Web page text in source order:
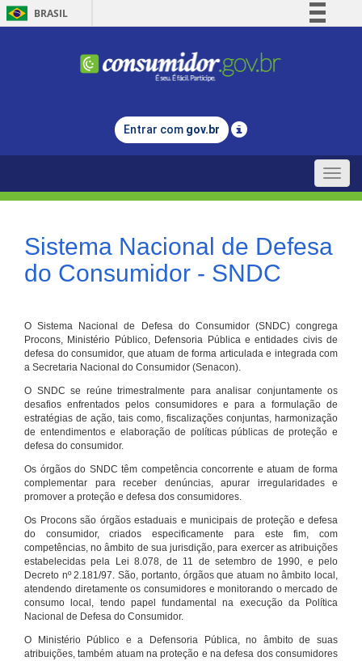
BRASIL
Comunica BR
Legislação
Entrar com gov.br
Toggle
Sistema Nacional de Defesa
do Consumidor - SNDC
O Sistema Nacional de Defesa do Consumidor (SNDC) congrega
Procons, Ministério Público, Defensoria Pública e entidades civis de
defesa do consumidor, que atuam de forma articulada e integrada com
a Secretaria Nacional do Consumidor (Senacon).
O SNDC se reúne trimestralmente para analisar conjuntamente os
desafios enfrentados pelos consumidores e para a formulação de
estratégias de ação, tais como, fiscalizações conjuntas, harmonização
de entendimentos e elaboração de políticas públicas de proteção e
defesa do consumidor.
Os órgãos do SNDC têm competência concorrente e atuam de forma
complementar para receber denúncias, apurar irregularidades e
promover a proteção e defesa dos consumidores.
Os Procons são órgãos estaduais e municipais de proteção e defesa
do consumidor, criados especificamente para este fim, com
competências, no âmbito de sua jurisdição, para exercer as atribuições
estabelecidas pela Lei 8.078, de 11 de setembro de 1990, e pelo
Decreto nº 2.181/97. São, portanto, órgãos que atuam no âmbito local,
atendendo diretamente os consumidores e monitorando o mercado de
consumo local, tendo papel fundamental na execução da Política
Nacional de Defesa do Consumidor.
O Ministério Público e a Defensoria Pública, no âmbito de suas
atribuições, também atuam na proteção e na defesa dos consumidores